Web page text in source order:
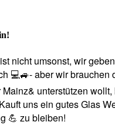
nicht umsonst, wir
💻🚙- aber wir brauchen
unterstützen
uns ein gutes Glas
💪 zu bleiben!